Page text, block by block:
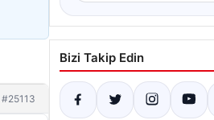
#25113
Bizi Takip Edin